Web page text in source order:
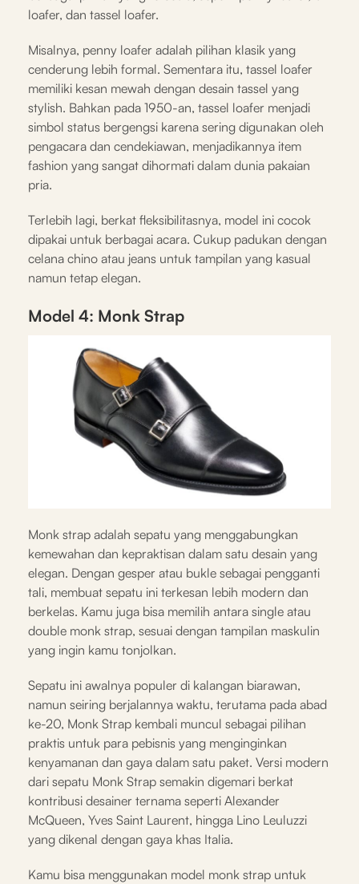
loafer, dan tassel loafer.
Misalnya, penny loafer adalah pilihan klasik yang
cenderung lebih formal. Sementara itu, tassel loafer
memiliki kesan mewah dengan desain tassel yang
stylish. Bahkan pada 1950-an, tassel loafer menjadi
simbol status bergengsi karena sering digunakan oleh
pengacara dan cendekiawan, menjadikannya item
fashion yang sangat dihormati dalam dunia pakaian
pria.
Terlebih lagi, berkat fleksibilitasnya, model ini cocok
dipakai untuk berbagai acara. Cukup padukan dengan
celana chino atau jeans untuk tampilan yang kasual
namun tetap elegan.
Model 4: Monk Strap
Monk strap adalah sepatu yang menggabungkan
kemewahan dan kepraktisan dalam satu desain yang
elegan. Dengan gesper atau bukle sebagai pengganti
tali, membuat sepatu ini terkesan lebih modern dan
berkelas. Kamu juga bisa memilih antara single atau
double monk strap, sesuai dengan tampilan maskulin
yang ingin kamu tonjolkan.
Sepatu ini awalnya populer di kalangan biarawan,
namun seiring berjalannya waktu, terutama pada abad
ke-20, Monk Strap kembali muncul sebagai pilihan
praktis untuk para pebisnis yang menginginkan
kenyamanan dan gaya dalam satu paket. Versi modern
dari sepatu Monk Strap semakin digemari berkat
kontribusi desainer ternama seperti Alexander
McQueen, Yves Saint Laurent, hingga Lino Leuluzzi
yang dikenal dengan gaya khas Italia.
Kamu bisa menggunakan model monk strap untuk